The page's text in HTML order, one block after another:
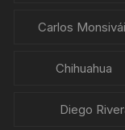
Carlos
Chihuahua
Diego